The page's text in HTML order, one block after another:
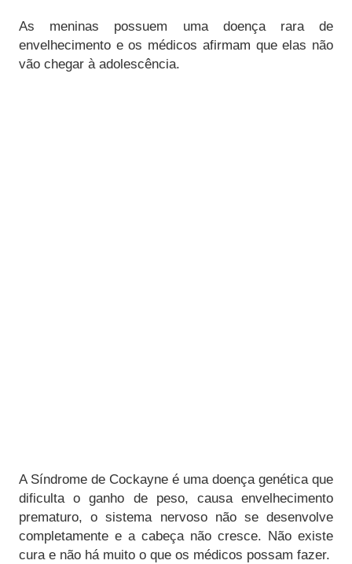
As meninas possuem uma doença rara de
envelhecimento e os médicos afirmam que elas não
vão chegar à adolescência.
A Síndrome de Cockayne é uma doença genética que
dificulta o ganho de peso, causa envelhecimento
prematuro, o sistema nervoso não se desenvolve
completamente e a cabeça não cresce. Não existe
cura e não há muito o que os médicos possam fazer.